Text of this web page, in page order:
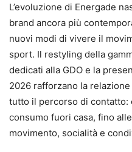
L’evoluzione di Energade
brand ancora più
nuovi modi di vivere il
sport. Il restyling della
dedicati alla GDO e la
2026 rafforzano la
tutto il percorso di contatto:
consumo fuori casa, fino
movimento, socialità e